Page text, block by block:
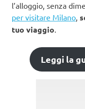
l’alloggio, senza
per visitare Milano,
tuo viaggio.
Leggi la